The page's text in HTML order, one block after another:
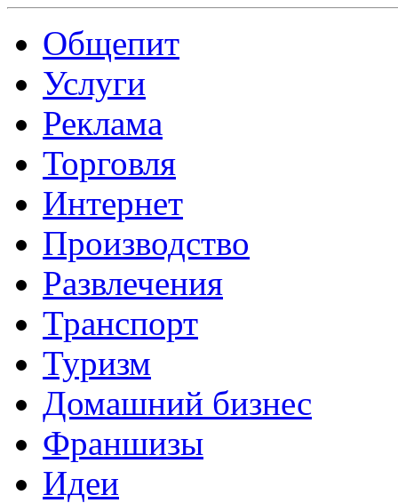
Общепит
Услуги
Реклама
Торговля
Интернет
Производство
Развлечения
Транспорт
Туризм
Домашний бизнес
Франшизы
Идеи